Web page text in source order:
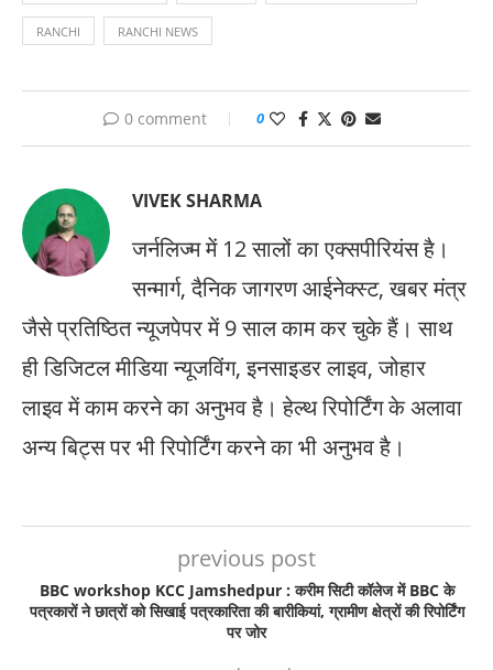
RANCHI RANCHI NEWS
0 comment 0
VIVEK SHARMA
जर्नलिज्म में 12 सालों का एक्सपीरियंस है।
सन्मार्ग, दैनिक जागरण आईनेक्स्ट, खबर मंत्र
जैसे प्रतिष्ठित न्यूजपेपर में 9 साल काम कर चुके हैं। साथ
ही डिजिटल मीडिया न्यूजविंग, इनसाइडर लाइव, जोहार
लाइव में काम करने का अनुभव है। हेल्थ रिपोर्टिंग के अलावा
अन्य बिट्स पर भी रिपोर्टिंग करने का भी अनुभव है।
previous post
BBC workshop KCC Jamshedpur : करीम सिटी कॉलेज में BBC के
पत्रकारों ने छात्रों को सिखाई पत्रकारिता की बारीकियां, ग्रामीण क्षेत्रों की रिपोर्टिंग
पर जोर